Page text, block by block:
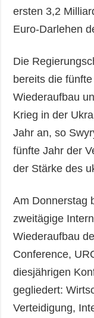
ersten 3,2
Euro-Darlehen
Die
bereits die
Wiederaufbau
Krieg in der
Jahr an, so
fünfte Jahr der
der Stärke des
Am Donnerstag
zweitägige
Wiederaufbau
Conference,
diesjährigen
gegliedert:
Verteidigung,